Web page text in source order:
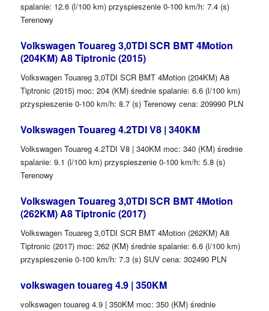
spalanie: 12.6 (l/100 km) przyspieszenie 0-100 km/h: 7.4 (s)
Terenowy
Volkswagen Touareg 3,0TDI SCR BMT 4Motion
(204KM) A8 Tiptronic (2015)
Volkswagen Touareg 3,0TDI SCR BMT 4Motion (204KM) A8
Tiptronic (2015) moc: 204 (KM) średnie spalanie: 6.6 (l/100 km)
przyspieszenie 0-100 km/h: 8.7 (s) Terenowy cena: 209990 PLN
Volkswagen Touareg 4.2TDI V8 | 340KM
Volkswagen Touareg 4.2TDI V8 | 340KM moc: 340 (KM) średnie
spalanie: 9.1 (l/100 km) przyspieszenie 0-100 km/h: 5.8 (s)
Terenowy
Volkswagen Touareg 3,0TDI SCR BMT 4Motion
(262KM) A8 Tiptronic (2017)
Volkswagen Touareg 3,0TDI SCR BMT 4Motion (262KM) A8
Tiptronic (2017) moc: 262 (KM) średnie spalanie: 6.6 (l/100 km)
przyspieszenie 0-100 km/h: 7.3 (s) SUV cena: 302490 PLN
volkswagen touareg 4.9 | 350KM
volkswagen touareg 4.9 | 350KM moc: 350 (KM) średnie